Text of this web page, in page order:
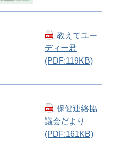
教えてユー
ディー君
(PDF:119KB)
保健連絡協
議会だより
(PDF:161KB)